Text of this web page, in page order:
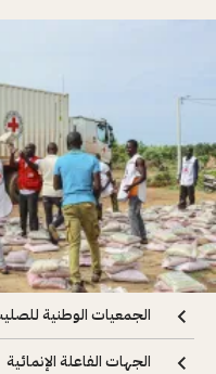
الجمعيات الوطنية
الجهات الفاعلة الإنمائية